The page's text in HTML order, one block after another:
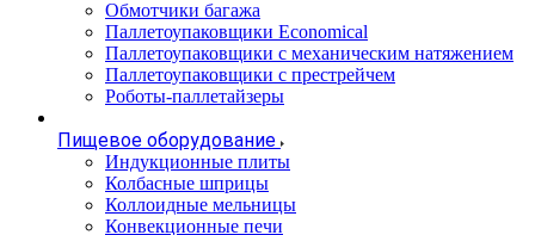
Обмотчики багажа
Паллетоупаковщики Economical
Паллетоупаковщики с механическим натяжением
Паллетоупаковщики с престрейчем
Роботы-паллетайзеры
Пищевое оборудование
Индукционные плиты
Колбасные шприцы
Коллоидные мельницы
Конвекционные печи